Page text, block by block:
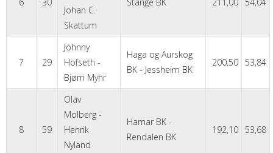
Johan C.
Skattum
7 29
Johnny
Hofseth -
Bjørn Myhr
Haga og Aurskog
BK - Jessheim BK
200,50 53,84
8 59
Olav
Molberg -
Henrik
Nyland
Hamar BK -
Rendalen BK
192,10 53,68